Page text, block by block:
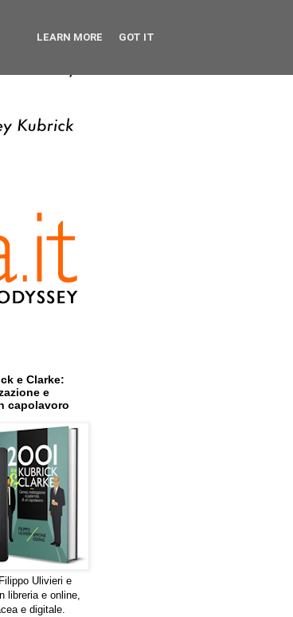
e Clarke:
e
capolavoro
Ulivieri e
libreria e online,
e digitale.
LEARN MORE GOT IT